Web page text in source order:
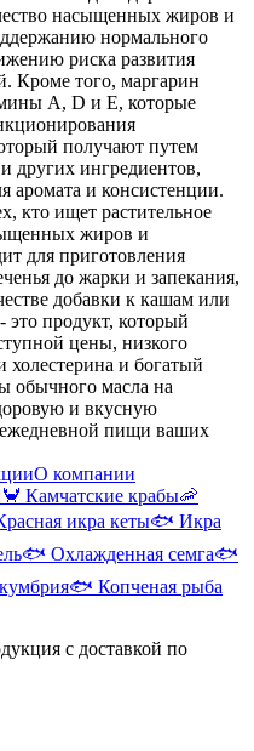
насыщенных жиров и
нормального
риска развития
Кроме того, маргарин
A, D и E, которые
получают путем
других ингредиентов,
аромата и консистенции.
кто ищет растительное
жиров и
для приготовления
до жарки и запекания,
добавки к кашам или
продукт, который
цены, низкого
и богатый
обычного масла на
и вкусную
ежедневной пищи ваших
О компании
🦀 Камчатские крабы🦐
икра кеты🐟 Икра
🐟 Охлажденная семга🐟
🐟 Копченая рыба
с доставкой по